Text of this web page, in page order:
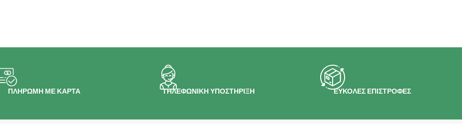
ΠΛΗΡΩΜΗ ΜΕ ΚΑΡΤΑ ΤΗΛΕΦΩΝΙΚΗ ΥΠΟΣΤΗΡΙΞΗ ΕΥΚΟΛΕΣ ΕΠΙΣΤΡΟΦΕΣ